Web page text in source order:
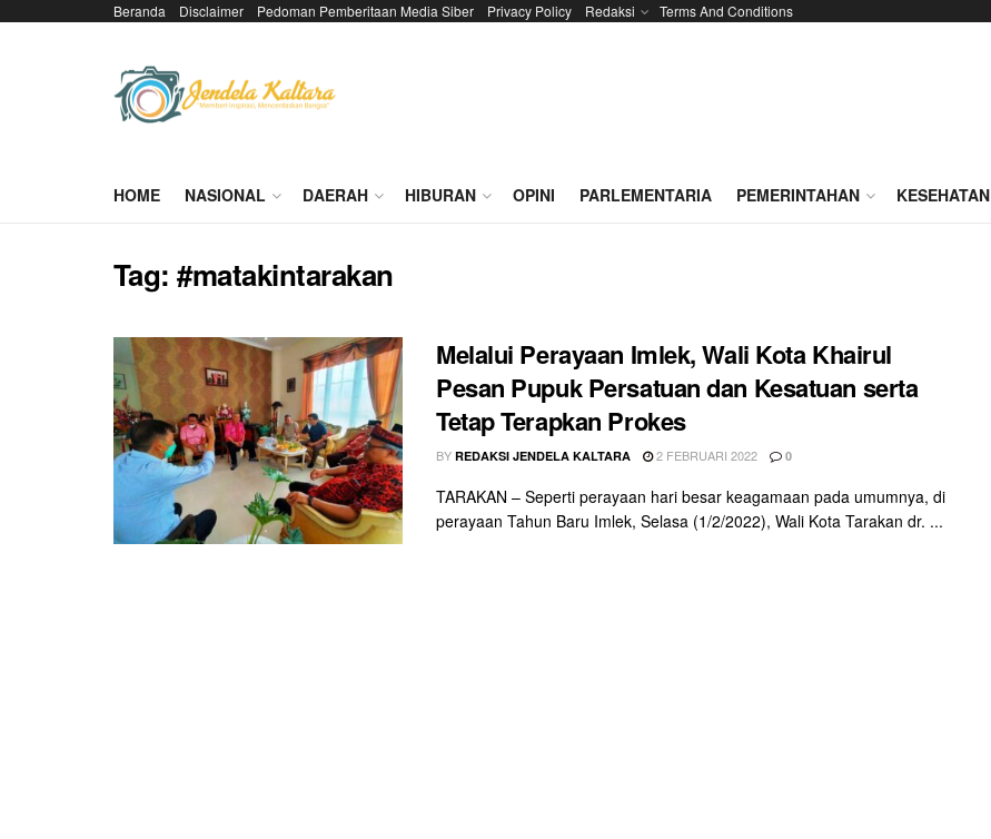
Beranda Disclaimer Pedoman Pemberitaan Media Siber Privacy Policy Redaksi Terms And Conditions
HOME NASIONAL DAERAH HIBURAN OPINI PARLEMENTARIA PEMERINTAHAN KESEHATAN
Tag:#matakintarakan
Melalui Perayaan Imlek, Wali Kota Khairul
Pesan Pupuk Persatuan dan Kesatuan serta
Tetap Terapkan Prokes
BY REDAKSI JENDELA KALTARA 2 FEBRUARI 2022 0
TARAKAN – Seperti perayaan hari besar keagamaan pada umumnya, di
perayaan Tahun Baru Imlek, Selasa (1/2/2022), Wali Kota Tarakan dr. ...